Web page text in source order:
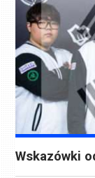
Wskazówki